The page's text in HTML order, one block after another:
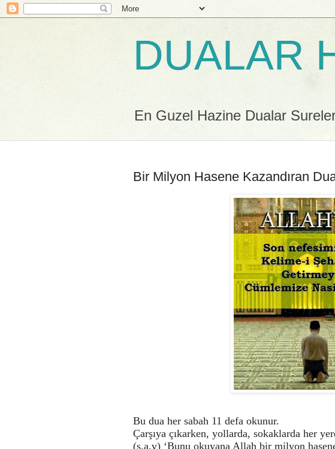
DUALAR
En Guzel Hazine Dualar
Bir Milyon Hasene Kazandıran
Bu dua her sabah 11 defa okunur.
Çarşıya çıkarken, yollarda, sokaklarda her
(s.a.v) ‘Bunu okuyana Allah bir milyon